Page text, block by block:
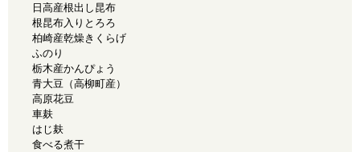
日高産根出し昆布
根昆布入りとろろ
柏崎産乾燥きくらげ
ふのり
栃木産かんぴょう
青大豆（高柳町産）
高原花豆
車麸
はじ麸
食べる煮干